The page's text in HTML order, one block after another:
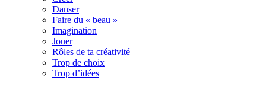
Danser
Faire du « beau »
Imagination
Jouer
Rôles de ta créativité
Trop de choix
Trop d’idées